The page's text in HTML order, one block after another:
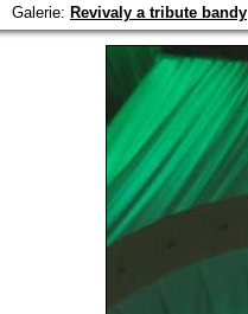
Galerie: Revivaly a tribute bandy